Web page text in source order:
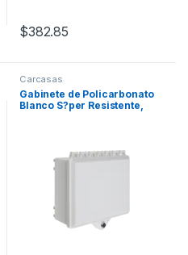
$382.85
Carcasas
Gabinete de Policarbonato
Blanco S?per Resistente,